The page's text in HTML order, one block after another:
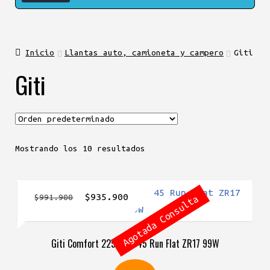
Inicio Llantas auto, camioneta y campero Giti
Giti
Mostrando los 10 resultados
Giti Comfort 225 245/45 Run Flat ZR17 99W
$991.900
El
era:
$991.900.
$935.900
precio
actual
es:
$935.900.
Agotada Consulta